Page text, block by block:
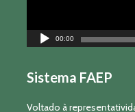
00:00
Sistema FAEP
Voltado à